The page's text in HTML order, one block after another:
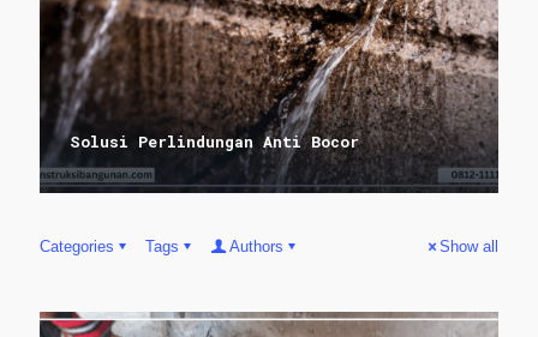
Solusi Perlindungan Anti Bocor
Categories Tags Authors Show all